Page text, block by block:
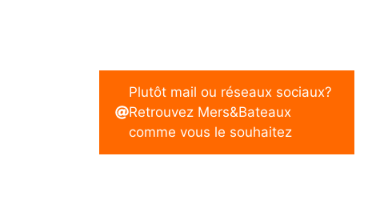
Plutôt mail ou réseaux sociaux?
Retrouvez Mers&Bateaux
comme vous le souhaitez